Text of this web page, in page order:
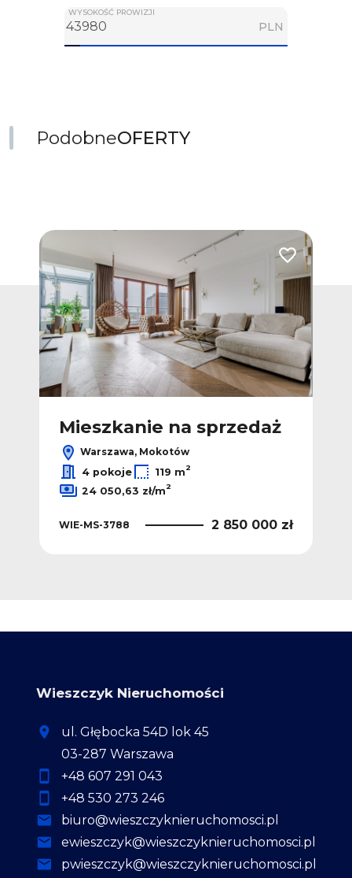
WYSOKOŚĆ PROWIZJI
PLN
PodobneOFERTY
Dodaj do ulubionych Dodaj do
Mieszkanie na sprzedaż
Warszawa, Mokotów
4 pokoje
119 m2
24 050,63 zł/m2
WIE-MS-3788 2 850 000 zł
Wieszczyk Nieruchomości
ul. Głębocka 54D lok 45
03-287 Warszawa
+48 607 291 043
+48 530 273 246
biuro@wieszczyknieruchomosci.pl
ewieszczyk@wieszczyknieruchomosci.pl
pwieszczyk@wieszczyknieruchomosci.pl